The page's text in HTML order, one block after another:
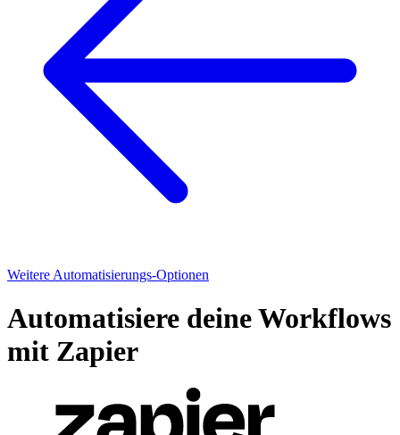
Weitere Automatisierungs-Optionen
Automatisiere deine Workflows
mit Zapier